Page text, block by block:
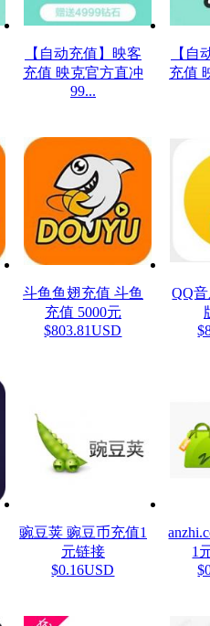
【自动充值】映客
充值 映克官方直冲
99...
【自
充值
斗鱼鱼翅充值 斗鱼
充值 5000元
$803.81USD
QQ
豌豆荚 豌豆币充值1
元链接
$0.16USD
1